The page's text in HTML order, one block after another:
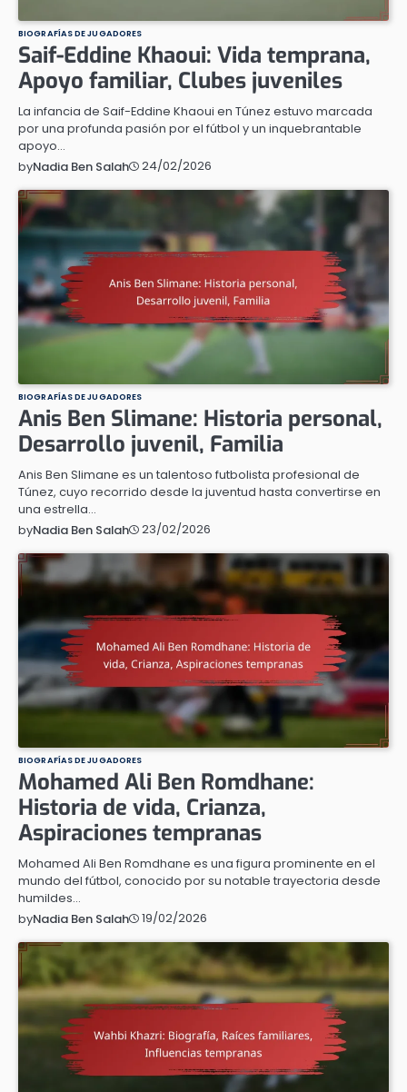
BIOGRAFÍAS DE JUGADORES
Saif-Eddine Khaoui: Vida temprana,
Apoyo familiar, Clubes juveniles
La infancia de Saif-Eddine Khaoui en Túnez estuvo marcada
por una profunda pasión por el fútbol y un inquebrantable
apoyo…
byNadia Ben Salah 24/02/2026
BIOGRAFÍAS DE JUGADORES
Anis Ben Slimane: Historia personal,
Desarrollo juvenil, Familia
Anis Ben Slimane es un talentoso futbolista profesional de
Túnez, cuyo recorrido desde la juventud hasta convertirse en
una estrella…
byNadia Ben Salah 23/02/2026
BIOGRAFÍAS DE JUGADORES
Mohamed Ali Ben Romdhane:
Historia de vida, Crianza,
Aspiraciones tempranas
Mohamed Ali Ben Romdhane es una figura prominente en el
mundo del fútbol, conocido por su notable trayectoria desde
humildes…
byNadia Ben Salah 19/02/2026